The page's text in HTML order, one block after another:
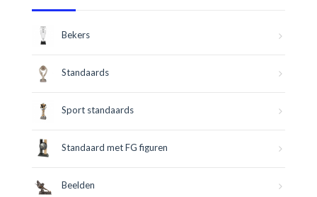
Bekers
Standaards
Sport standaards
Standaard met FG figuren
Beelden